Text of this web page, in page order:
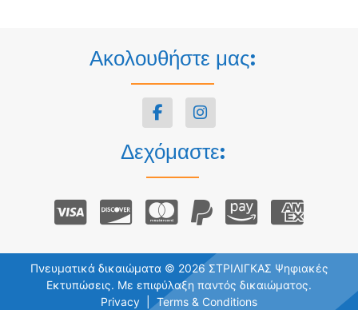
Ακολουθήστε μας:
Δεχόμαστε:
Πνευματικά δικαιώματα © 2026 ΣΤΡΙΛΙΓΚΑΣ Ψηφιακές
Εκτυπώσεις. Με επιφύλαξη παντός δικαιώματος.
Privacy
Terms & Conditions